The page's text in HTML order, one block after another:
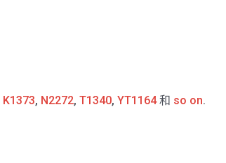
K1373, N2272, T1340, YT1164和 so on.